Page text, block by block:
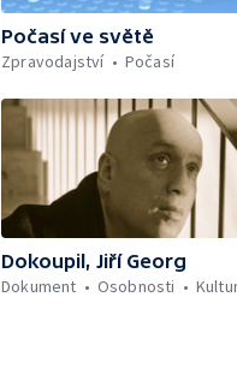
Počasí ve světě
Zpravodajství
Počasí
Dokoupil, Jiří Georg
Dokument
Osobnosti